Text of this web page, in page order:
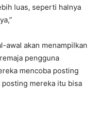
luas, seperti halnya
awal akan menampilkan
pengguna
mencoba posting
mereka itu bisa